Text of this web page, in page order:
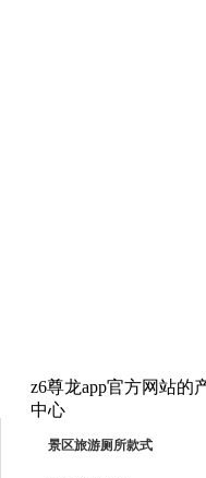
z6尊龙app官方网站的
中心
景区旅游厕所款式